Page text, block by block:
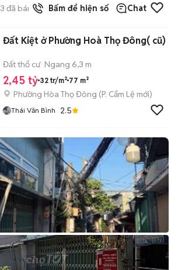
3 đã bán Bấm để hiện số Chat
Đất Kiệt ở Phường Hoà Thọ Đông( cũ)
Đất thổ cư Ngang 6,3 m
2,45 tỷ 32 tr/m² 77 m²
Phường Hòa Thọ Đông (P. Cẩm Lệ mới)
Thái Văn Bình 2.5